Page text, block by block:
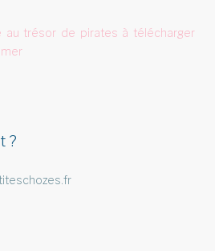
au trésor de pirates à télécharger
?